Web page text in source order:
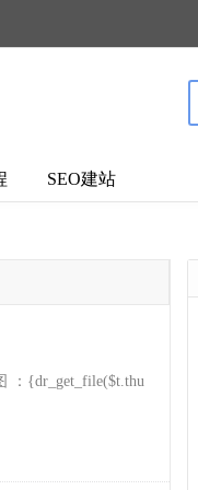
SEO建站
：{dr_get_file($t.thu